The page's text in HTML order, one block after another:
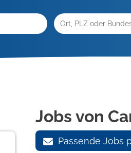
Jobs von
Passende Jobs